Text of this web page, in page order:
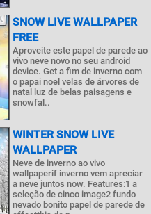
SNOW LIVE WALLPAPER
FREE
Aproveite este papel de parede ao
vivo neve novo no seu android
device. Get a fim de inverno com
o papai noel velas de árvores de
natal luz de belas paisagens e
snowfal..
WINTER SNOW LIVE
WALLPAPER
Neve de inverno ao vivo
wallpaperif inverno vem apreciar
a neve juntos now. Features:1 a
seleção de cinco image2 fundo
nevado bonito papel de parede de